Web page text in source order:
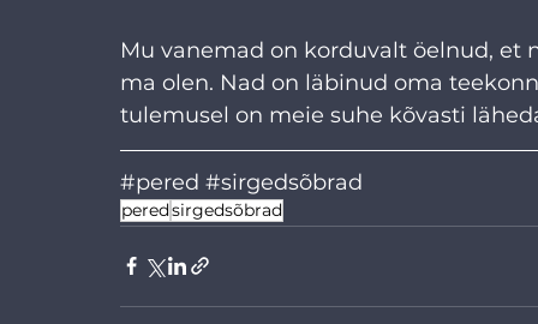
Mu vanemad on korduvalt öelnud, et
ma olen. Nad on läbinud oma
tulemusel on meie suhe kõvasti
#pered #sirgedsõbrad
peredsirgedsõbrad